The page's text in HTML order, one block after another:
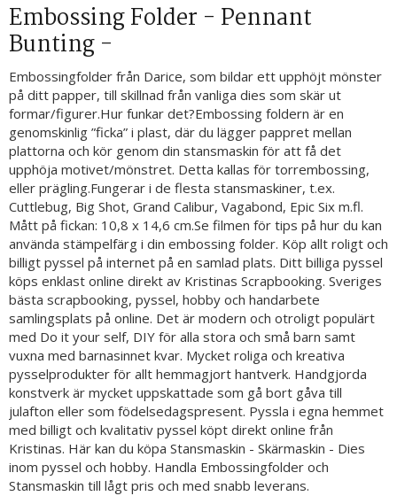
Embossing Folder - Pennant
Bunting -
Embossingfolder från Darice, som bildar ett upphöjt mönster
på ditt papper, till skillnad från vanliga dies som skär ut
formar/figurer.Hur funkar det?Embossing foldern är en
genomskinlig ”ficka” i plast, där du lägger pappret mellan
plattorna och kör genom din stansmaskin för att få det
upphöja motivet/mönstret. Detta kallas för torrembossing,
eller prägling.Fungerar i de flesta stansmaskiner, t.ex.
Cuttlebug, Big Shot, Grand Calibur, Vagabond, Epic Six m.fl.
Mått på fickan: 10,8 x 14,6 cm.Se filmen för tips på hur du kan
använda stämpelfärg i din embossing folder. Köp allt roligt och
billigt pyssel på internet på en samlad plats. Ditt billiga pyssel
köps enklast online direkt av Kristinas Scrapbooking. Sveriges
bästa scrapbooking, pyssel, hobby och handarbete
samlingsplats på online. Det är modern och otroligt populärt
med Do it your self, DIY för alla stora och små barn samt
vuxna med barnasinnet kvar. Mycket roliga och kreativa
pysselprodukter för allt hemmagjort hantverk. Handgjorda
konstverk är mycket uppskattade som gå bort gåva till
julafton eller som födelsedagspresent. Pyssla i egna hemmet
med billigt och kvalitativ pyssel köpt direkt online från
Kristinas. Här kan du köpa Stansmaskin - Skärmaskin - Dies
inom pyssel och hobby. Handla Embossingfolder och
Stansmaskin till lågt pris och med snabb leverans.